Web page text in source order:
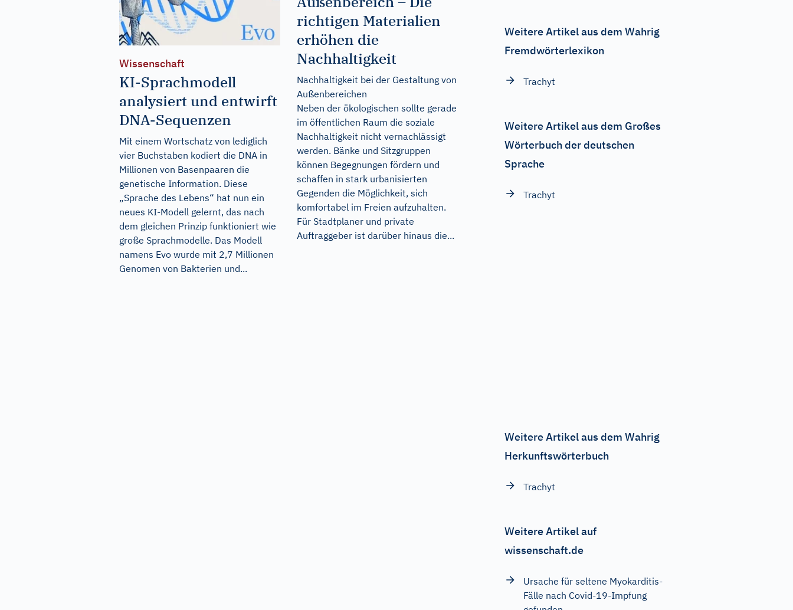
Wissenschaft
KI-Sprachmodell
analysiert und entwirft
DNA-Sequenzen
Mit einem Wortschatz von lediglich
vier Buchstaben kodiert die DNA in
Millionen von Basenpaaren die
genetische Information. Diese
„Sprache des Lebens“ hat nun ein
neues KI-Modell gelernt, das nach
dem gleichen Prinzip funktioniert wie
große Sprachmodelle. Das Modell
namens Evo wurde mit 2,7 Millionen
Genomen von Bakterien und...
richtigen Materialien
erhöhen die
Nachhaltigkeit
Nachhaltigkeit bei der Gestaltung von
Außenbereichen
Neben der ökologischen sollte gerade
im öffentlichen Raum die soziale
Nachhaltigkeit nicht vernachlässigt
werden. Bänke und Sitzgruppen
können Begegnungen fördern und
schaffen in stark urbanisierten
Gegenden die Möglichkeit, sich
komfortabel im Freien aufzuhalten.
Für Stadtplaner und private
Auftraggeber ist darüber hinaus die...
Weitere Artikel aus dem Wahrig
Fremdwörterlexikon
Trachyt
Weitere Artikel aus dem Großes
Wörterbuch der deutschen
Sprache
Trachyt
Weitere Artikel aus dem Wahrig
Herkunftswörterbuch
Trachyt
Weitere Artikel auf
wissenschaft.de
Ursache für seltene Myokarditis-
Fälle nach Covid-19-Impfung